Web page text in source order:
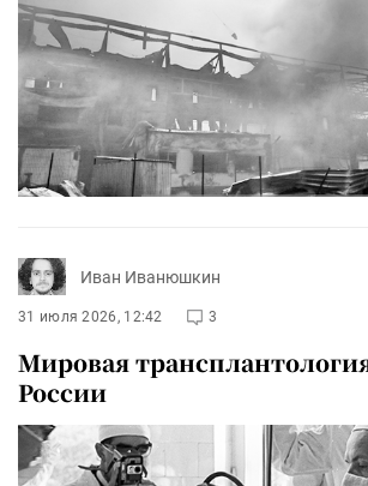
Иван Иванюшкин
31 июля 2026, 12:42 3
Мировая
России